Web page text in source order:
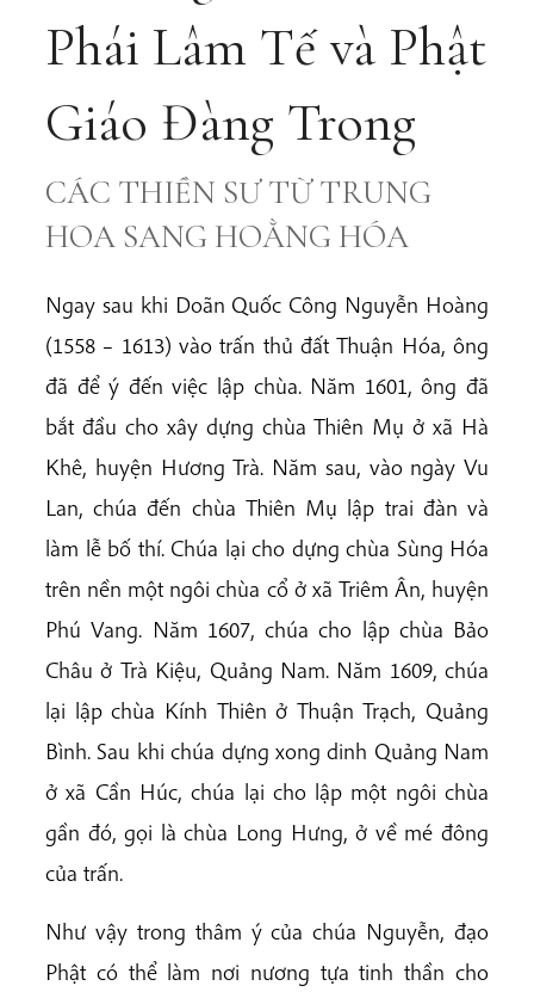
Phái Lâm Tế và Phật
Giáo Đàng Trong
CÁC THIỀN SƯ TỪ TRUNG
HOA SANG HOẰNG HÓA
Ngay sau khi Doãn Quốc Công Nguyễn Hoàng
(1558 – 1613) vào trấn thủ đất Thuận Hóa, ông
đã để ý đến việc lập chùa. Năm 1601, ông đã
bắt đầu cho xây dựng chùa Thiên Mụ ở xã Hà
Khê, huyện Hương Trà. Năm sau, vào ngày Vu
Lan, chúa đến chùa Thiên Mụ lập trai đàn và
làm lễ bố thí. Chúa lại cho dựng chùa Sùng Hóa
trên nền một ngôi chùa cổ ở xã Triêm Ân, huyện
Phú Vang. Năm 1607, chúa cho lập chùa Bảo
Châu ở Trà Kiệu, Quảng Nam. Năm 1609, chúa
lại lập chùa Kính Thiên ở Thuận Trạch, Quảng
Bình. Sau khi chúa dựng xong dinh Quảng Nam
ở xã Cần Húc, chúa lại cho lập một ngôi chùa
gần đó, gọi là chùa Long Hưng, ở về mé đông
của trấn.
Như vậy trong thâm ý của chúa Nguyễn, đạo
Phật có thể làm nơi nương tựa tinh thần cho